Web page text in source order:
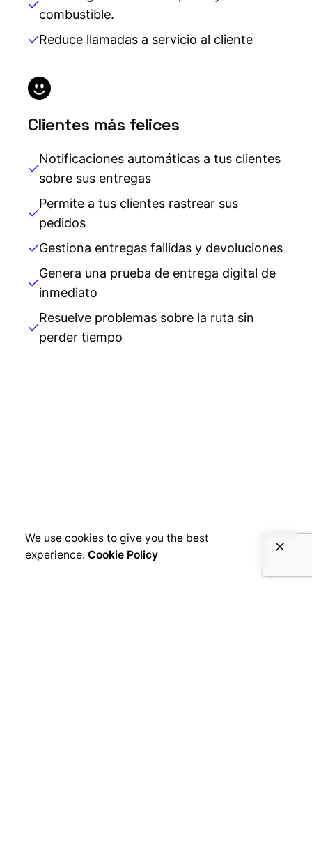
combustible.
Reduce llamadas a servicio al cliente
Clientes más felices
Notificaciones automáticas a tus clientes
sobre sus entregas
Permite a tus clientes rastrear sus
pedidos
Gestiona entregas fallidas y devoluciones
Genera una prueba de entrega digital de
inmediato
Resuelve problemas sobre la ruta sin
perder tiempo
We use cookies to give you the best
experience. Cookie Policy